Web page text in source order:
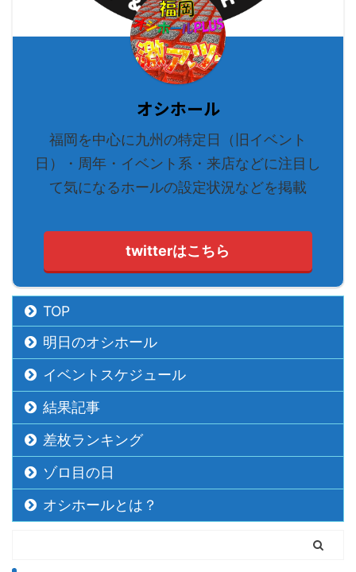
オシホール
福岡を中心に九州の特定日（旧イベント
日）・周年・イベント系・来店などに注目し
て気になるホールの設定状況などを掲載
twitterはこちら
TOP
明日のオシホール
イベントスケジュール
結果記事
差枚ランキング
ゾロ目の日
オシホールとは？